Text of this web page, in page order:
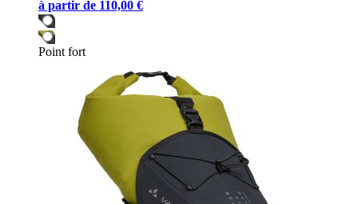
à partir de 110,00 €
Point fort